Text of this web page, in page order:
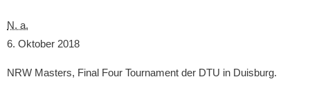
N. a.
6. Oktober 2018
NRW Masters, Final Four Tournament der DTU in Duisburg.